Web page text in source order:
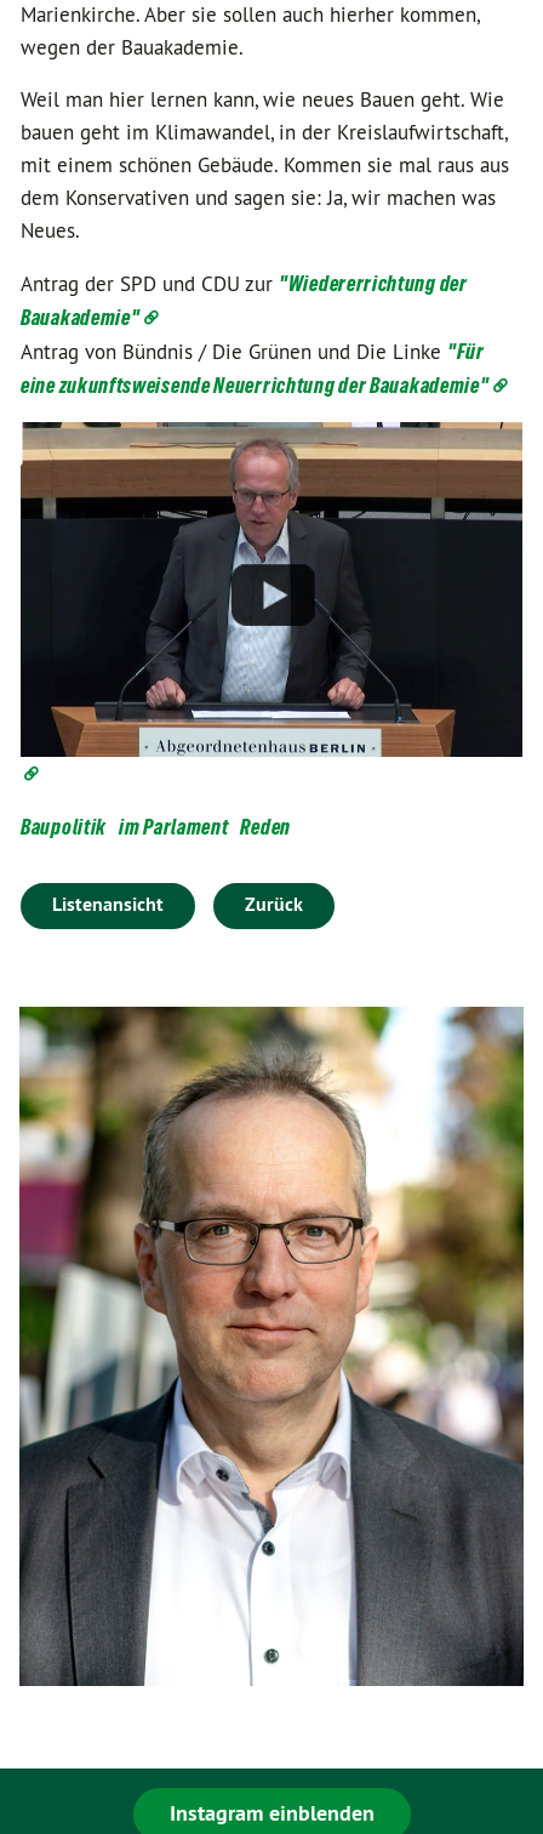
Marienkirche. Aber sie sollen auch hierher kommen,
wegen der Bauakademie.
Weil man hier lernen kann, wie neues Bauen geht. Wie
bauen geht im Klimawandel, in der Kreislaufwirtschaft,
mit einem schönen Gebäude. Kommen sie mal raus aus
dem Konservativen und sagen sie: Ja, wir machen was
Neues.
Antrag der SPD und CDU zur "Wiedererrichtung der
Bauakademie"
Antrag von Bündnis / Die Grünen und Die Linke "Für
eine zukunftsweisende Neuerrichtung der Bauakademie"
Baupolitik im Parlament Reden
Listenansicht Zurück
Instagram einblenden